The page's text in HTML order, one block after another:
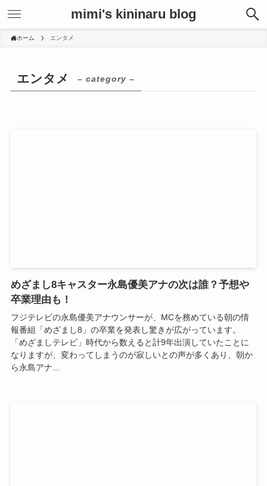
mimi's kininaru blog
ホーム エンタメ
エンタメ – category –
めざまし8キャスター永島優美アナの次は誰？予想や
卒業理由も！
フジテレビの永島優美アナウンサーが、MCを務めている朝の情
報番組「めざまし8」の卒業を発表し驚きが広がっています。
「めざましテレビ」時代から数えると計9年出演していたことに
なりますが、変わってしまうのが寂しいとの声が多くあり、朝か
ら永島アナ...